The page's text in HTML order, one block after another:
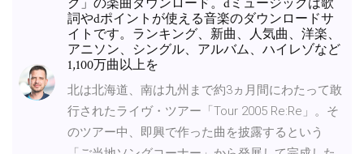
ク」の楽曲ダウンロード。dミュージックは歌
詞やdポイントが使える音楽のダウンロードサ
イトです。ランキング、新曲、人気曲、洋楽、
アニソン、シングル、アルバム、ハイレゾなど
1,100万曲以上を
北は北海道、南は九州まで約3ヵ月間にわたって敢
行されたライヴ・ツアー「Tour 2005 Re:Re」。そ
のツアー中、即興で作った曲を披露するという